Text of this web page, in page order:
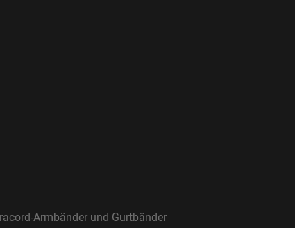
Armbänder und Gurtbänder